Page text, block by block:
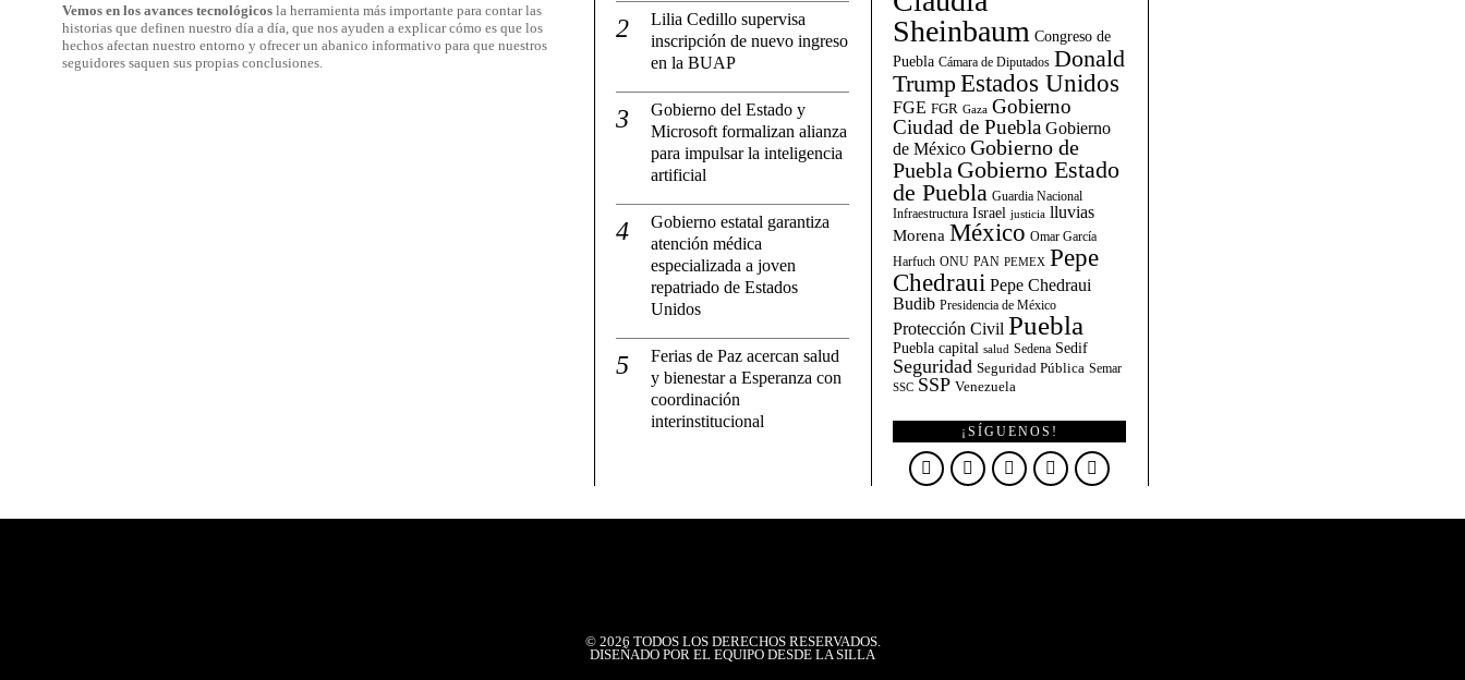
Vemos en los avances tecnológicos la herramienta más importante para contar las
historias que definen nuestro día a día, que nos ayuden a explicar cómo es que los
hechos afectan nuestro entorno y ofrecer un abanico informativo para que nuestros
seguidores saquen sus propias conclusiones.
Lilia Cedillo supervisa
inscripción de nuevo ingreso
en la BUAP
Gobierno del Estado y
Microsoft formalizan alianza
para impulsar la inteligencia
artificial
Gobierno estatal garantiza
atención médica
especializada a joven
repatriado de Estados
Unidos
Ferias de Paz acercan salud
y bienestar a Esperanza con
coordinación
interinstitucional
Sheinbaum Congreso de
Puebla Cámara de Diputados Donald
TrumpEstados Unidos
FGE FGR Gaza Gobierno
Ciudad de Puebla Gobierno
de México Gobierno de
Puebla Gobierno Estado
de Puebla Guardia Nacional
Infraestructura Israel justicia lluvias
Morena México Omar García
Harfuch ONU PAN PEMEX Pepe
Chedraui Pepe Chedraui
Budib Presidencia de México
Protección Civil Puebla
Puebla capital salud Sedena Sedif
Seguridad Seguridad Pública Semar
SSC SSP Venezuela
¡SÍGUENOS!
© 2026 TODOS LOS DERECHOS RESERVADOS.
DISEÑADO POR EL EQUIPO DESDE LA SILLA